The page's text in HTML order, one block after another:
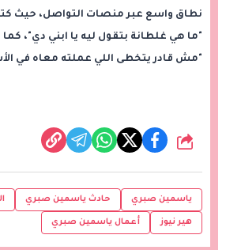
نطاق واسع عبر منصات التواصل، حيث
"ما هي غلطانة بتقول ليه يا ابني دي"،
"مش قادر يتخطى اللي عملته معاه في
شارك
ياسمين صبري حادث ياسمين صبري
هير نيوز أعمال ياسمين صبري